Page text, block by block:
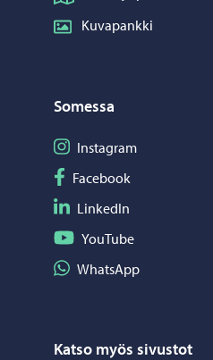
Kuvapankki
Somessa
Seuraa Instagram
Instagram
Seuraa Facebook
Facebook
Seuraa LinkedIn
LinkedIn
Seuraa YouTube
YouTube
Jaa WhatsApp
WhatsApp
Katso myös sivustot